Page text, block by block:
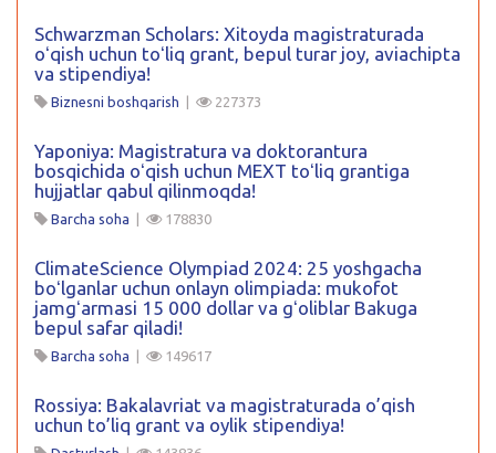
Schwarzman Scholars: Xitoyda magistraturada
oʻqish uchun toʻliq grant, bepul turar joy, aviachipta
va stipendiya!
Biznesni boshqarish | 227373
Yaponiya: Magistratura va doktorantura
bosqichida oʻqish uchun MEXT toʻliq grantiga
hujjatlar qabul qilinmoqda!
Barcha soha | 178830
ClimateScience Olympiad 2024: 25 yoshgacha
boʻlganlar uchun onlayn olimpiada: mukofot
jamgʻarmasi 15 000 dollar va gʻoliblar Bakuga
bepul safar qiladi!
Barcha soha | 149617
Rossiya: Bakalavriat va magistraturada o’qish
uchun to’liq grant va oylik stipendiya!